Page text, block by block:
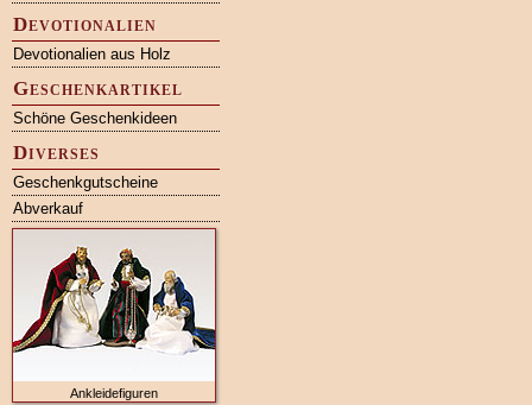
Devotionalien
Devotionalien aus Holz
Geschenkartikel
Schöne Geschenkideen
Diverses
Geschenkgutscheine
Abverkauf
Ankleidefiguren